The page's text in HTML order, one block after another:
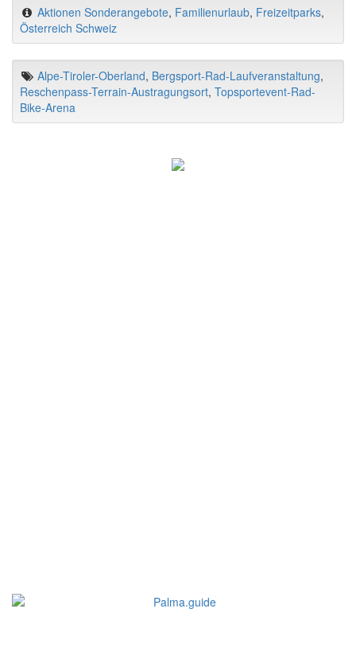
Aktionen Sonderangebote, Familienurlaub, Freizeitparks,
Österreich Schweiz
Alpe-Tiroler-Oberland, Bergsport-Rad-Laufveranstaltung,
Reschenpass-Terrain-Austragungsort, Topsportevent-Rad-
Bike-Arena